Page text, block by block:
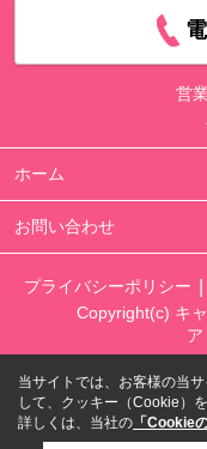
営
ホーム
お問い合わせ
プライバシーポリシー
Copyright(c) キ
当サイトでは、お客様の当
して、クッキー（Cookie）
詳しくは、当社の 「Cookie